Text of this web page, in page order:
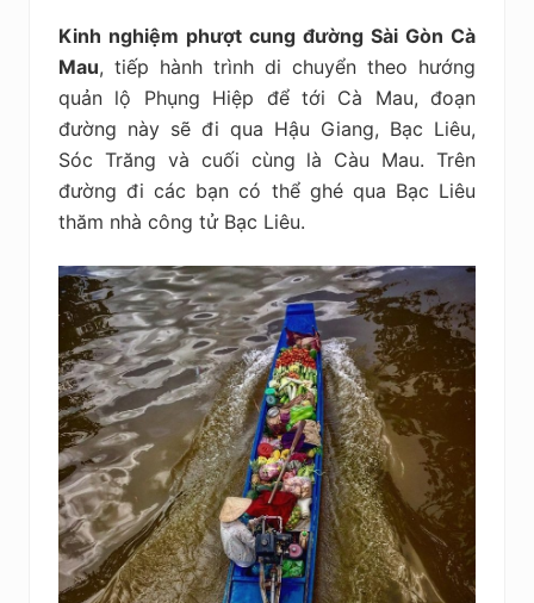
Kinh nghiệm phượt cung đường Sài Gòn Cà
Mau, tiếp hành trình di chuyển theo hướng
quản lộ Phụng Hiệp để tới Cà Mau, đoạn
đường này sẽ đi qua Hậu Giang, Bạc Liêu,
Sóc Trăng và cuối cùng là Càu Mau. Trên
đường đi các bạn có thể ghé qua Bạc Liêu
thăm nhà công tử Bạc Liêu.